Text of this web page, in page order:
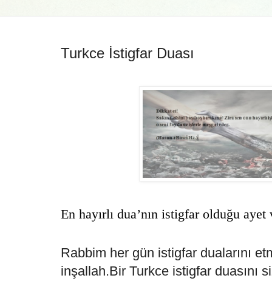
Turkce İstigfar Duası
En hayırlı dua’nın istigfar olduğu
Rabbim her gün istigfar dualarını
inşallah.Bir Turkce istigfar duasını